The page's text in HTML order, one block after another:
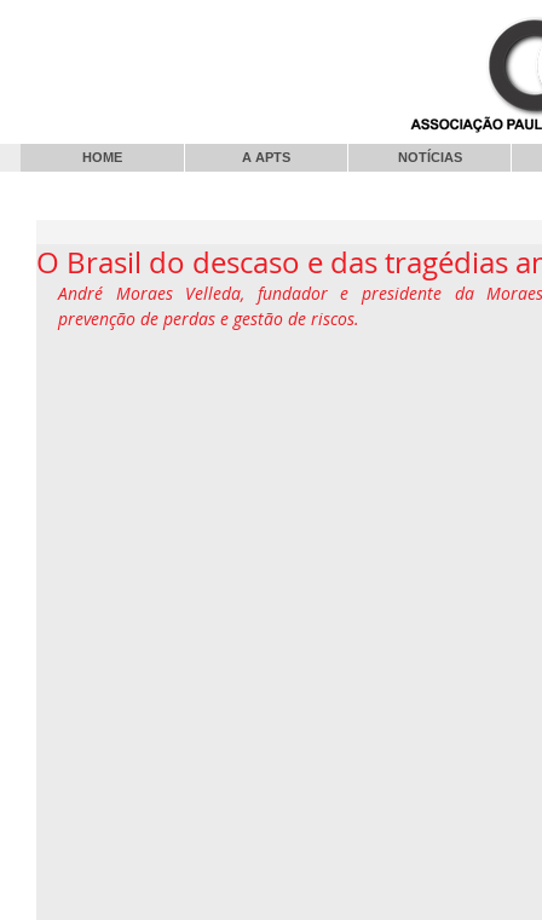
HOME A APTS NOTÍCIAS
O Brasil do descaso e das tragédias
André Moraes Velleda, fundador e presidente da
prevenção de perdas e gestão de riscos.